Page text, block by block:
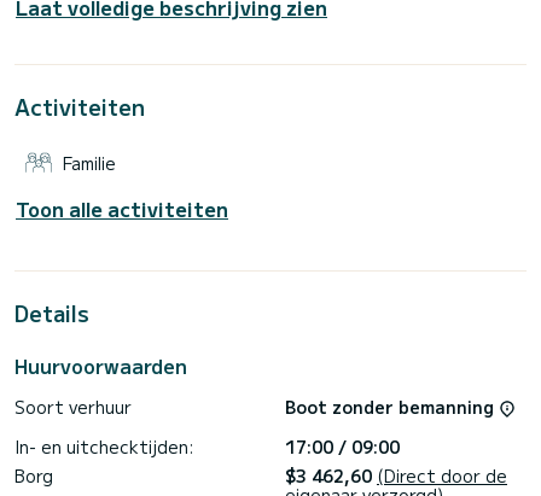
capaciteit van 12 personen. Met een totale lengte van 15
meter is het uw beste bondgenoot om een uitzonderlijke
Alimos Marina
Voor uw comfort heeft Ekavi 3 toiletten met een douche
Furling genua. Het heeft de volgende uitrusting:
douche.
Laat volledige beschrijving zien
Activiteiten
Familie
Toon alle activiteiten
Details
Huurvoorwaarden
Soort verhuur
Boot zonder bemanning
In- en uitchecktijden:
17:00 / 09:00
Borg
$3 462,60 (Direct door de